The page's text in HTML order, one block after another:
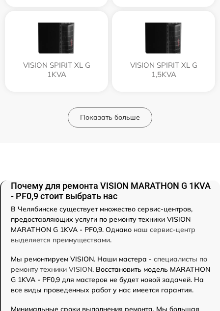
VISION SPIRIT XL G
1KVA
VISION SPIRIT XL G
1,5KVA
Показать больше
Почему для ремонта VISION MARATHON G 1KVA
- PF0,9 стоит выбрать нас
В Челябинске существует множество сервис-центров,
предоставляющих услуги по ремонту техники VISION
MARATHON G 1KVA - PF0,9. Однако наш сервис-центр
выделяется преимуществами.
Мы ремонтируем VISION. Наши мастера - специалисты по
ремонту техники VISION. Восстановить модель MARATHON
G 1KVA - PF0,9 для мастеров не будет новой задачей. На
все виды проведенных работ у нас имеется гарантия.
Минимальные сроки выполнения ремонта. Мы большая